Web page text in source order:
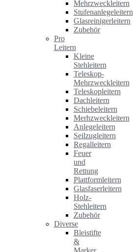
Mehrzweckleitern
Stufenanlegeleitern
Glasreinigerleitern
Zubehör
Pro
Leitern
Kleine
Stehleitern
Teleskop-
Mehrzweckleitern
Teleskopleitern
Dachleitern
Schiebeleitern
Merhzweckleitern
Anlegeleitern
Seilzugleitern
Regalleitern
Feuer
und
Rettung
Plattformleitern
Glasfaserleitern
Holz-
Stehleitern
Zubehör
Diverse
Bleistifte
&
Marker